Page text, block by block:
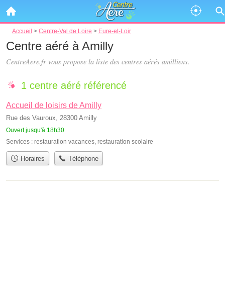
Accueil > Centre-Val de Loire > Eure-et-Loir
Centre aéré à Amilly
CentreAere.fr vous propose la liste des centres aérés amilliens.
1 centre aéré référencé
Accueil de loisirs de Amilly
Rue des Vauroux, 28300 Amilly
Ouvert jusqu'à 18h30
Services : restauration vacances, restauration scolaire
Horaires Téléphone